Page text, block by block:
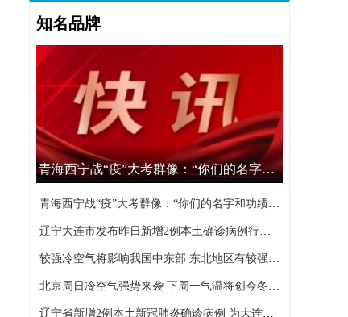
知名品牌
青海西宁战“疫”大考群像：“你们的名字和功绩，西宁不会忘记”
青海西宁战“疫”大考群像：“你们的名字和功绩，西宁不会忘记”
辽宁大连市发布昨日新增2例本土确诊病例行程轨迹
较强冷空气将影响我国中东部 东北地区有较强降雪
北京周日冷空气强势来袭 下周一气温将创今冬以来新低
辽宁省新增2例本土新冠肺炎确诊病例 为大连市报告